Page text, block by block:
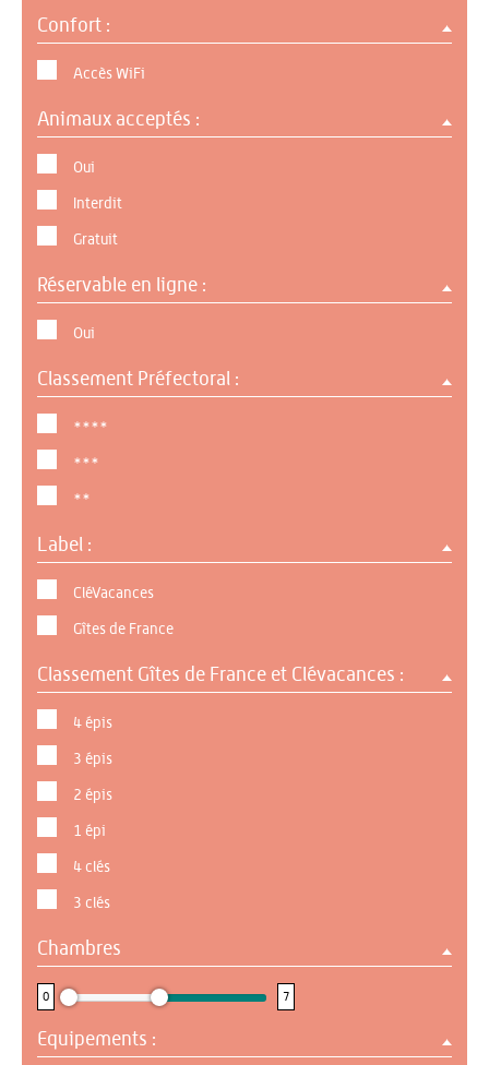
Confort :
Accès WiFi
Animaux acceptés :
Oui
Interdit
Gratuit
Réservable en ligne :
Oui
Classement Préfectoral :
****
***
**
Label :
CléVacances
Gîtes de France
Classement Gîtes de France et Clévacances :
4 épis
3 épis
2 épis
1 épi
4 clés
3 clés
Chambres
0 7
Equipements :